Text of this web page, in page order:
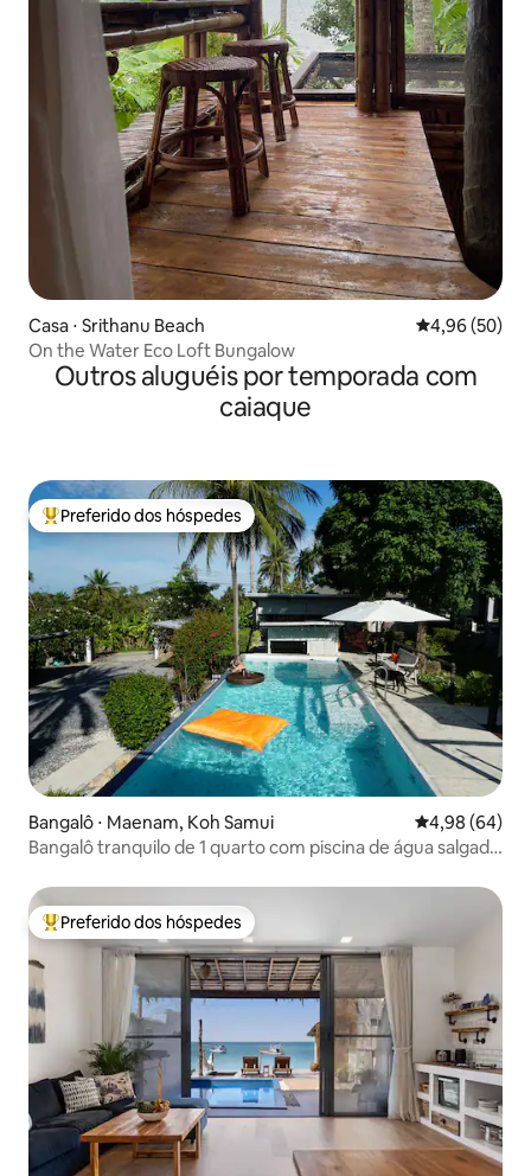
Casa ⋅ Srithanu Beach 4,96 de uma
4,96 (50)
On the Water Eco Loft Bungalow
Outros aluguéis por temporada com
caiaque
Entre os melhores preferidos dos hóspedes
Preferido dos hóspedes
Bangalô ⋅ Maenam, Koh Samui 4,98 de uma
4,98 (64)
Bangalô tranquilo de 1 quarto com piscina de água salgada
Entre os melhores preferidos dos hóspedes
Preferido dos hóspedes